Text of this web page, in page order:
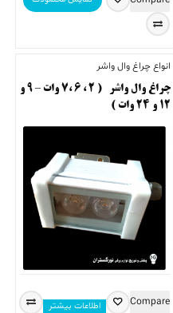
انواع چراغ وال واشر
چراغ وال واشر ( ۲ ، ۶ ،۷ وات – ۹ و
۱۲ و ۲۴ وات )
اطلاعات بیشتر Compare